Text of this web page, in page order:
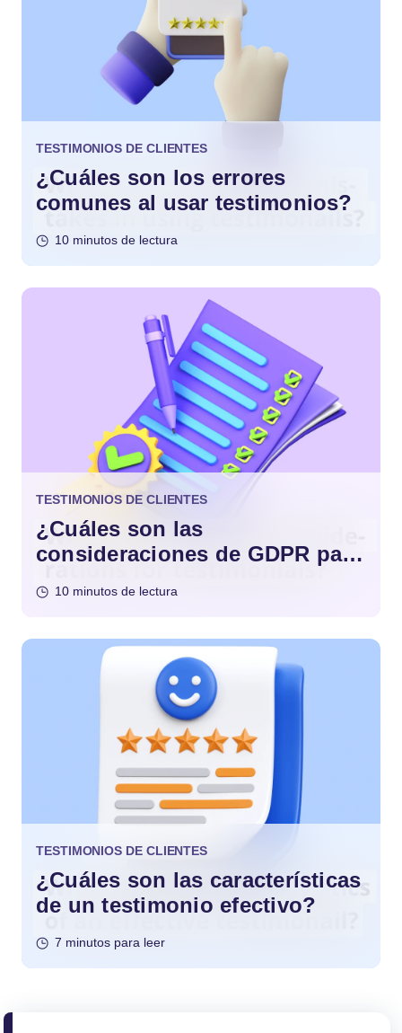
TESTIMONIOS DE CLIENTES
¿Cuáles son los errores
comunes al usar testimonios?
10 minutos de lectura
TESTIMONIOS DE CLIENTES
¿Cuáles son las
consideraciones de GDPR para
10 minutos de lectura
TESTIMONIOS DE CLIENTES
¿Cuáles son las características
de un testimonio efectivo?
7 minutos para leer